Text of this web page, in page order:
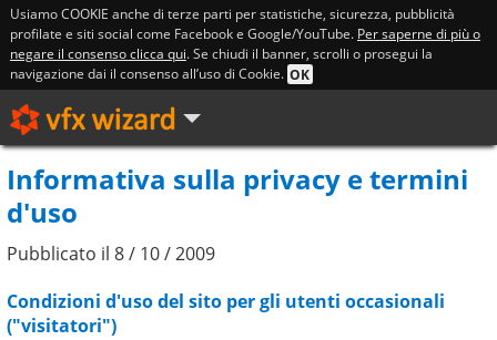
Usiamo COOKIE anche di terze parti per statistiche, sicurezza, pubblicità
profilate e siti social come Facebook e Google/YouTube. Per saperne di più o
negare il consenso clicca qui. Se chiudi il banner, scrolli o prosegui la
navigazione dai il consenso all’uso di Cookie. OK
Informativa sulla privacy e termini
d'uso
Pubblicato il8 / 10 / 2009
Condizioni d'uso del sito per gli utenti occasionali
("visitatori")